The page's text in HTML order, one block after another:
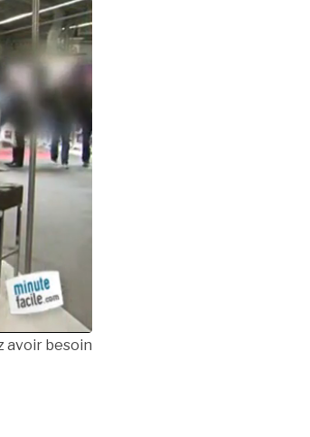
avoir besoin